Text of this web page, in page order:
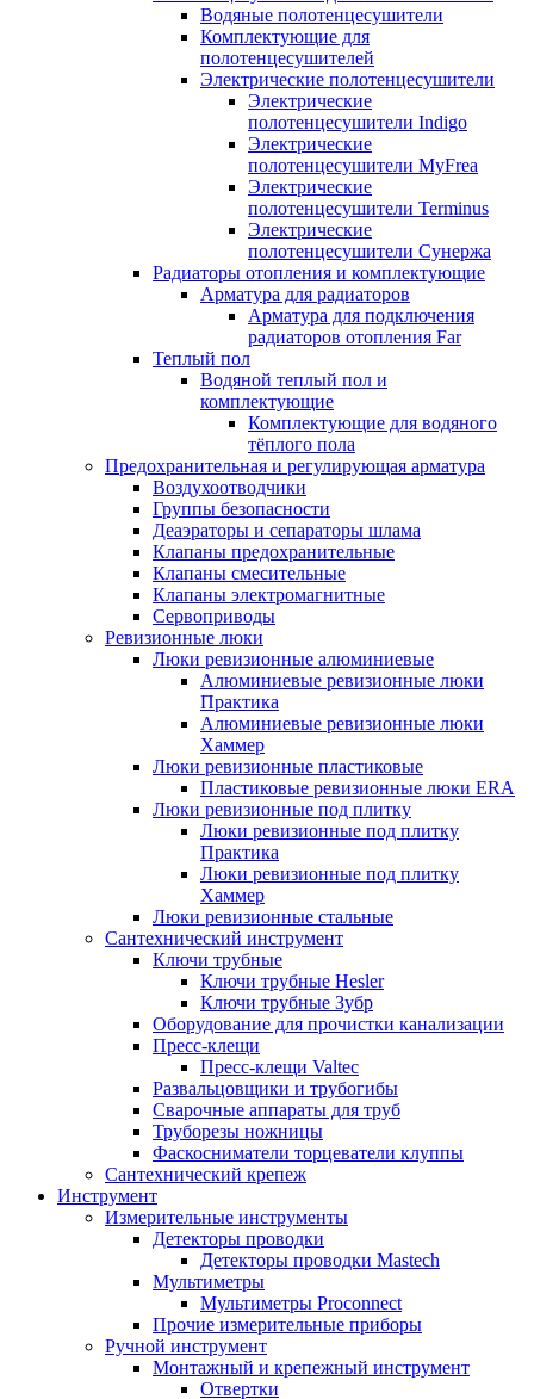
Водяные полотенцесушители
Комплектующие для
полотенцесушителей
Электрические полотенцесушители
Электрические
полотенцесушители Indigo
Электрические
полотенцесушители MyFrea
Электрические
полотенцесушители Terminus
Электрические
полотенцесушители Сунержа
Радиаторы отопления и комплектующие
Арматура для радиаторов
Арматура для подключения
радиаторов отопления Far
Теплый пол
Водяной теплый пол и
комплектующие
Комплектующие для водяного
тёплого пола
Предохранительная и регулирующая арматура
Воздухоотводчики
Группы безопасности
Деаэраторы и сепараторы шлама
Клапаны предохранительные
Клапаны смесительные
Клапаны электромагнитные
Сервоприводы
Ревизионные люки
Люки ревизионные алюминиевые
Алюминиевые ревизионные люки
Практика
Алюминиевые ревизионные люки
Хаммер
Люки ревизионные пластиковые
Пластиковые ревизионные люки ERA
Люки ревизионные под плитку
Люки ревизионные под плитку
Практика
Люки ревизионные под плитку
Хаммер
Люки ревизионные стальные
Сантехнический инструмент
Ключи трубные
Ключи трубные Hesler
Ключи трубные Зубр
Оборудование для прочистки канализации
Пресс-клещи
Пресс-клещи Valtec
Развальцовщики и трубогибы
Сварочные аппараты для труб
Труборезы ножницы
Фаскосниматели торцеватели клуппы
Сантехнический крепеж
Инструмент
Измерительные инструменты
Детекторы проводки
Детекторы проводки Mastech
Мультиметры
Мультиметры Proconnect
Прочие измерительные приборы
Ручной инструмент
Монтажный и крепежный инструмент
Отвертки